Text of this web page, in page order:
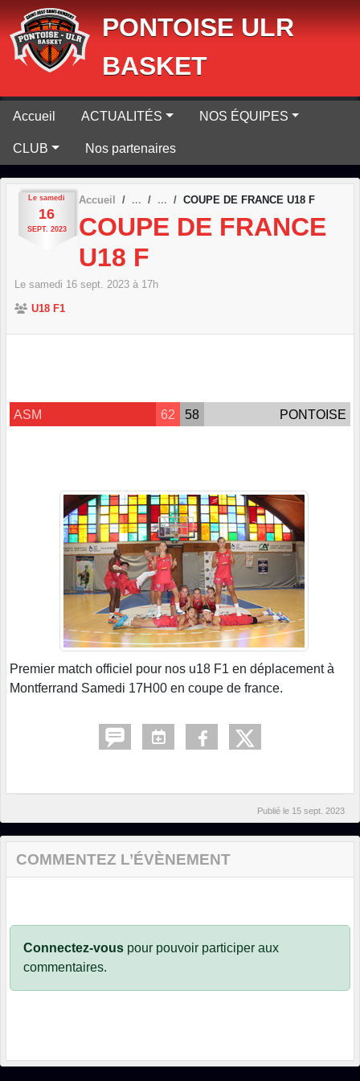
PONTOISE ULR
BASKET
Accueil ACTUALITÉS NOS ÉQUIPES
CLUB Nos partenaires
Le samedi
16
SEPT. 2023
Accueil COUPE DE FRANCE U18 F
COUPE DE FRANCE
U18 F
Le samedi 16 sept. 2023 à 17h
U18 F1
ASM 62 58 PONTOISE
Premier match officiel pour nos u18 F1 en déplacement à
Montferrand Samedi 17H00 en coupe de france.
Publié le 15 sept. 2023
COMMENTEZ L’ÉVÈNEMENT
Connectez-vous pour pouvoir participer aux
commentaires.
Panneau de gestion des cookies